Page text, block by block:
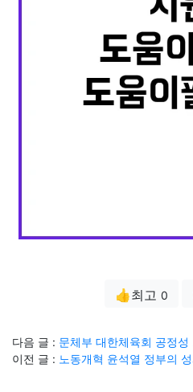
👍최고 0
다음 글 : 문체부 대한체육회 공정
이전 글 : 노동개혁 윤석열 정부의